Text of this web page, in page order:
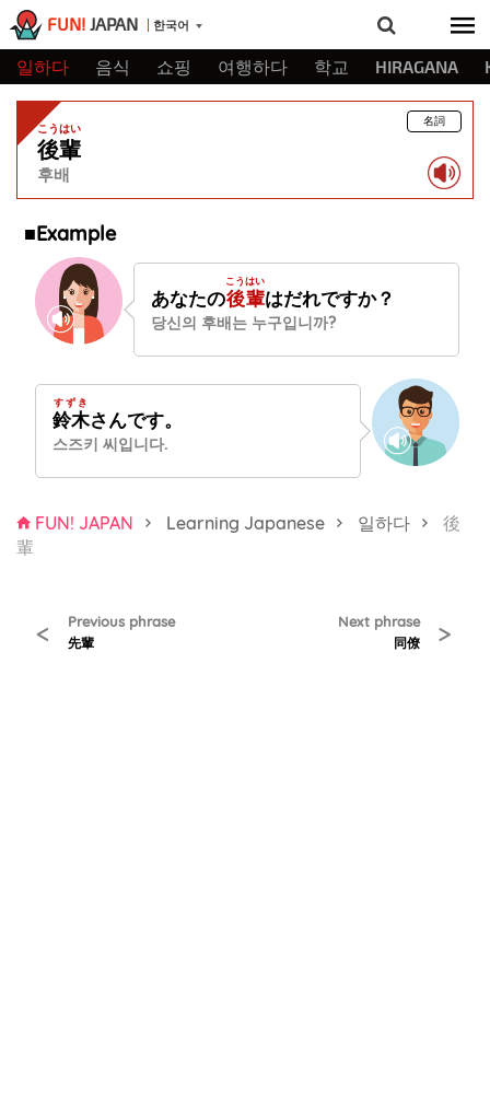
FUN! JAPAN 한국어
일하다 음식 쇼핑 여행하다 학교 HIRAGANA
後輩
こうはい
후배
名詞
■Example
あなたの後輩
こうはい
はだれですか？
당신의 후배는 누구입니까?
鈴木
すずき
さんです。
스즈키 씨입니다.
FUN! JAPAN Learning Japanese 일하다
後
輩
< Previous phrase
先輩
Next phrase
同僚 >